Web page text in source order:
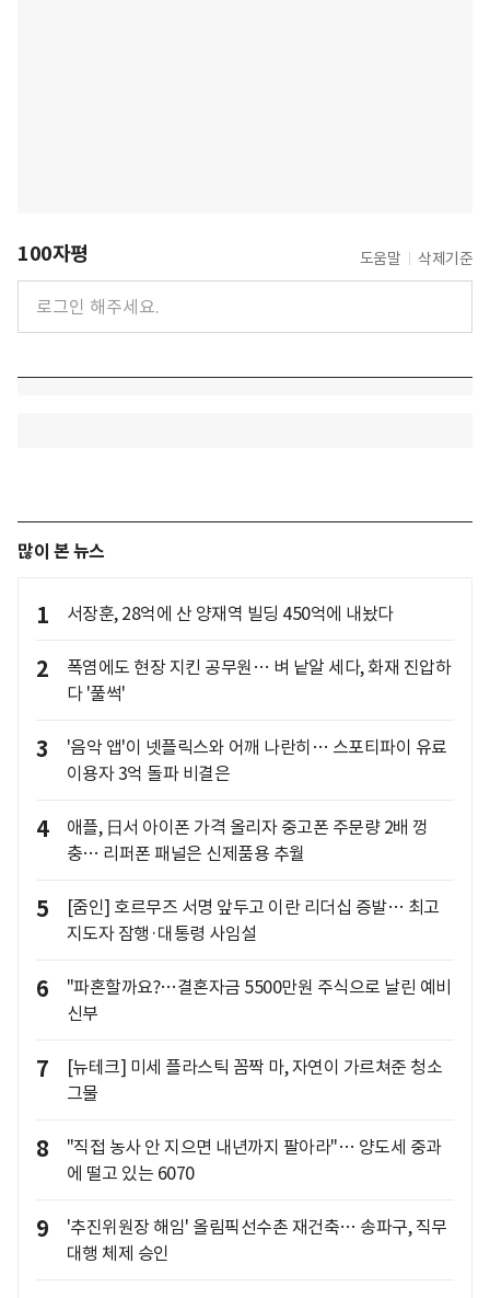
100자평 도움말 삭제기준
많이 본 뉴스
1 서장훈, 28억에 산 양재역 빌딩 450억에 내놨다
2
폭염에도 현장 지킨 공무원… 벼 낱알 세다, 화재 진압하
다 '풀썩'
3
'음악 앱'이 넷플릭스와 어깨 나란히… 스포티파이 유료
이용자 3억 돌파 비결은
4
애플, 日서 아이폰 가격 올리자 중고폰 주문량 2배 껑
충… 리퍼폰 패널은 신제품용 추월
5
[줌인] 호르무즈 서명 앞두고 이란 리더십 증발… 최고
지도자 잠행·대통령 사임설
6
"파혼할까요?…결혼자금 5500만원 주식으로 날린 예비
신부
7
[뉴테크] 미세 플라스틱 꼼짝 마, 자연이 가르쳐준 청소
그물
8
"직접 농사 안 지으면 내년까지 팔아라"… 양도세 중과
에 떨고 있는 6070
9
'추진위원장 해임' 올림픽선수촌 재건축… 송파구, 직무
대행 체제 승인